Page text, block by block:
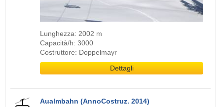
Lunghezza: 2002 m
Capacità/h: 3000
Costruttore: Doppelmayr
Dettagli
Aualmbahn (AnnoCostruz. 2014)